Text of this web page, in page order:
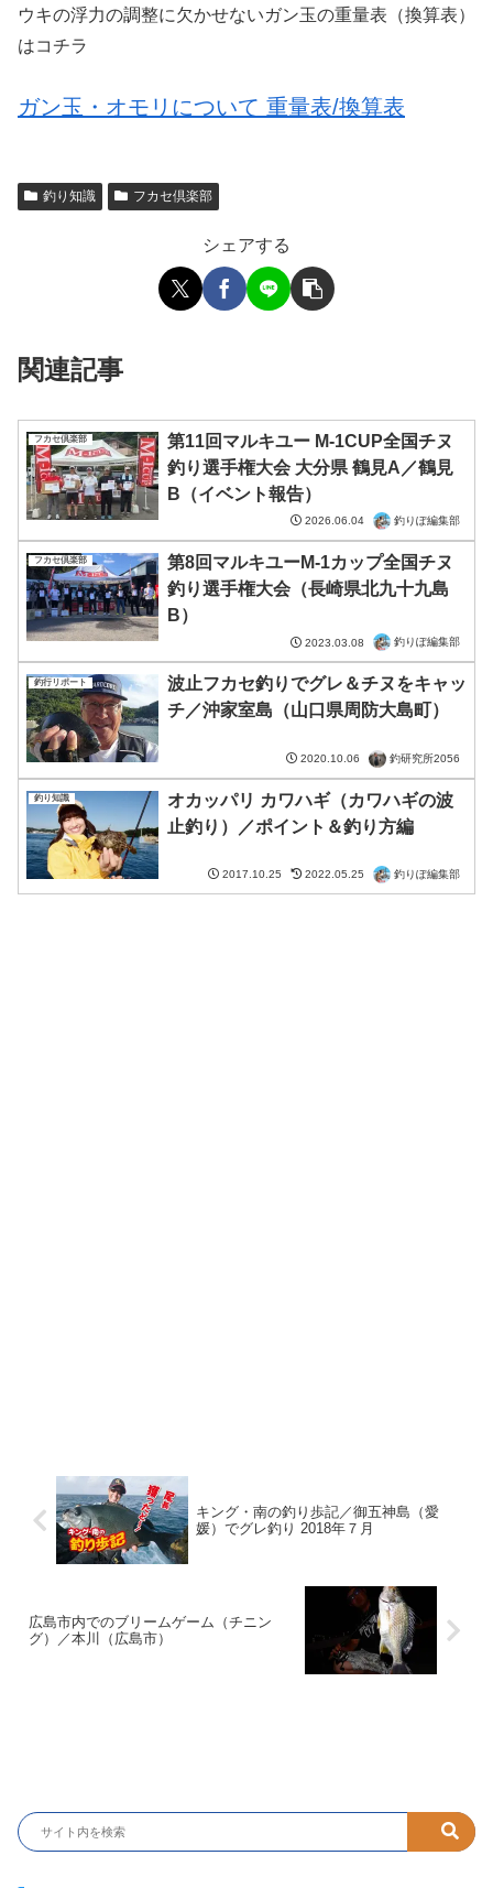
ウキの浮力の調整に欠かせないガン玉の重量表（換算表）
はコチラ
ガン玉・オモリについて 重量表/換算表
釣り知識 フカセ倶楽部
シェアする
関連記事
フカセ倶楽部
第11回マルキユー M-1CUP全国チヌ
釣り選手権大会 大分県 鶴見A／鶴見
B（イベント報告）
2026.06.04 釣りぽ編集部
フカセ倶楽部
第8回マルキユーM-1カップ全国チヌ
釣り選手権大会（長崎県北九十九島
B）
2023.03.08 釣りぽ編集部
釣行リポート
波止フカセ釣りでグレ＆チヌをキャッ
チ／沖家室島（山口県周防大島町）
2020.10.06 釣研究所2056
釣り知識
オカッパリ カワハギ（カワハギの波
止釣り）／ポイント＆釣り方編
2017.10.25 2022.05.25 釣りぽ編集部
キング・南の釣り歩記／御五神島（愛
媛）でグレ釣り 2018年７月
広島市内でのブリームゲーム（チニン
グ）／本川（広島市）